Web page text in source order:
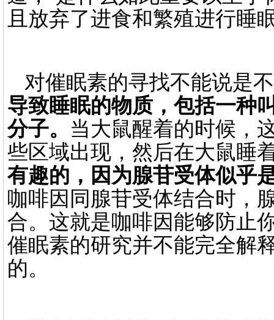
且放弃了进食和繁殖进行睡
对催眠素的寻找不能说是
导致睡眠的物质，包括一种
分子。 当大鼠醒着的时候，
些区域出现，然后在大鼠睡
有趣的，因为腺苷受体似乎
咖啡因同腺苷受体结合时，
合。这就是咖啡因能够防止
催眠素的研究并不能完全解
的。